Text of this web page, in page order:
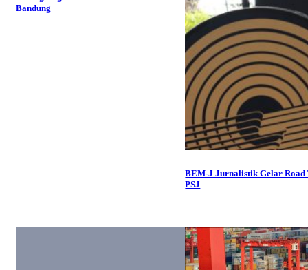
Bandung
BEM-J Jurnalistik Gelar Road
PSJ